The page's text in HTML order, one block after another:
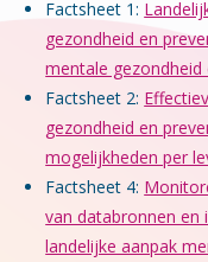
Factsheet 1:
gezondheid en
mentale gezondheid
Factsheet 2:
gezondheid en
mogelijkheden per
Factsheet 4:
van databronnen en
landelijke aanpak